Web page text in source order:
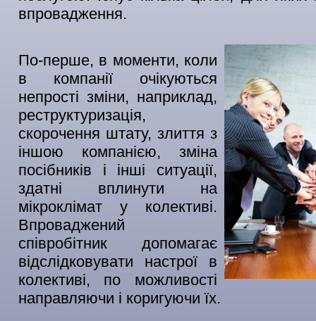
впровадження.
По-перше, в моменти, коли
в компанії очікуються
непрості зміни, наприклад,
реструктуризація,
скорочення штату, злиття з
іншою компанією, зміна
посібників і інші ситуації,
здатні вплинути на
мікроклімат у колективі.
Впроваджений
співробітник допомагає
відслідковувати настрої в
колективі, по можливості
направляючи і коригуючи їх.